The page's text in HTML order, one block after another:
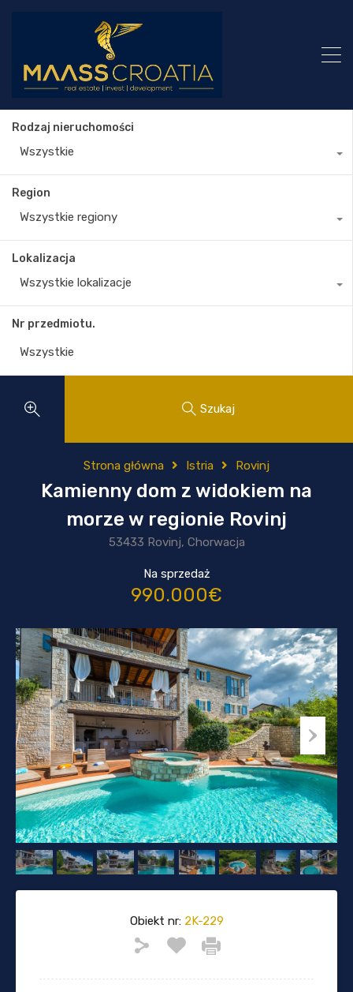
Rodzaj nieruchomości
Wszystkie
Region
Wszystkie regiony
Lokalizacja
Wszystkie lokalizacje
Nr przedmiotu.
Szukaj
Strona główna Istria Rovinj
Kamienny dom z widokiem na
morze w regionie Rovinj
53433 Rovinj, Chorwacja
Na sprzedaż
990.000€
Obiekt nr:2K-229